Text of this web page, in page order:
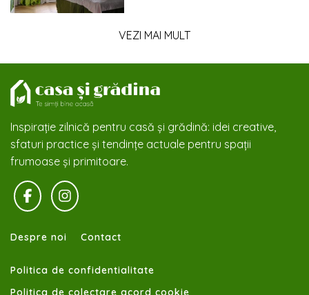
VEZI MAI MULT
Inspirație zilnică pentru casă și grădină: idei creative,
sfaturi practice și tendințe actuale pentru spații
frumoase și primitoare.
Despre noi Contact
Politica de confidentialitate
Politica de colectare acord cookie